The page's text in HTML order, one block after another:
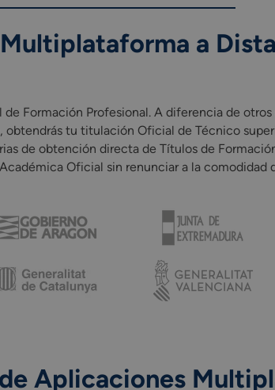
como parte integrada del currículo
autónoma.
a
Formación Profesional. A diferencia de
tu titulación Oficial de Técnico
de obtención directa de Títulos de
Oficial sin renunciar a la comodidad
Aplicaciones